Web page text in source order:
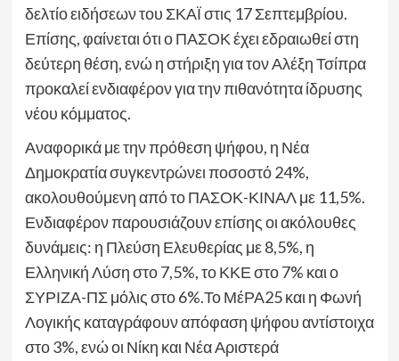
δελτίο ειδήσεων του ΣΚΑΪ στις 17 Σεπτεμβρίου.
Επίσης, φαίνεται ότι ο ΠΑΣΟΚ έχει εδραιωθεί στη
δεύτερη θέση, ενώ η στήριξη για τον Αλέξη Τσίπρα
προκαλεί ενδιαφέρον για την πιθανότητα ίδρυσης
νέου κόμματος.
Αναφορικά με την πρόθεση ψήφου, η Νέα
Δημοκρατία συγκεντρώνει ποσοστό 24%,
ακολουθούμενη από το ΠΑΣΟΚ-ΚΙΝΑΛ με 11,5%.
Ενδιαφέρον παρουσιάζουν επίσης οι ακόλουθες
δυνάμεις: η Πλεύση Ελευθερίας με 8,5%, η
Ελληνική Λύση στο 7,5%, το ΚΚΕ στο 7% και ο
ΣΥΡΙΖΑ-ΠΣ μόλις στο 6%.Το ΜέΡΑ25 και η Φωνή
Λογικής καταγράφουν απόφαση ψήφου αντίστοιχα
στο 3%, ενώ οι Νίκη και Νέα Αριστερά